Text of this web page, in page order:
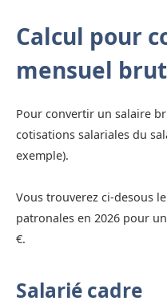
Calcul pour
mensuel
Pour convertir un salaire
cotisations salariales du
exemple).
Vous trouverez ci-desous
patronales en 2026 pour
€.
Salarié cadre